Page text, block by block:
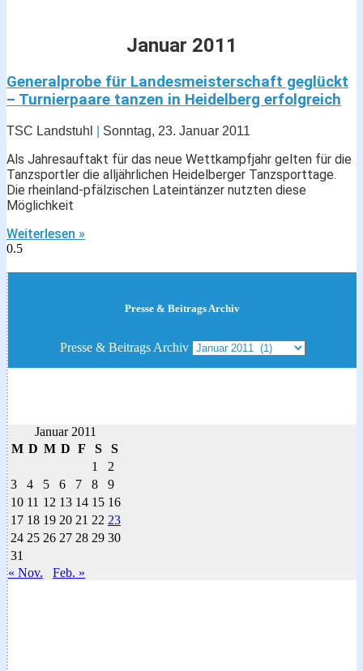
Januar 2011
Generalprobe für Landesmeisterschaft geglückt
– Turnierpaare tanzen in Heidelberg erfolgreich
TSC Landstuhl Sonntag, 23. Januar 2011
Als Jahresauftakt für das neue Wettkampfjahr gelten für die
Tanzsportler die alljährlichen Heidelberger Tanzsporttage.
Die rheinland-pfälzischen Lateintänzer nutzten diese
Möglichkeit
Weiterlesen »
Presse & Beitrags Archiv
Presse & Beitrags Archiv
Januar 2011
M D M D F S
S
1
2
3
4 5 6 7 8
9
10 11 12 13 14 15 16
17 18 19 20 21 22 23
24 25 26 27 28 29 30
31
« Nov.
Feb. »